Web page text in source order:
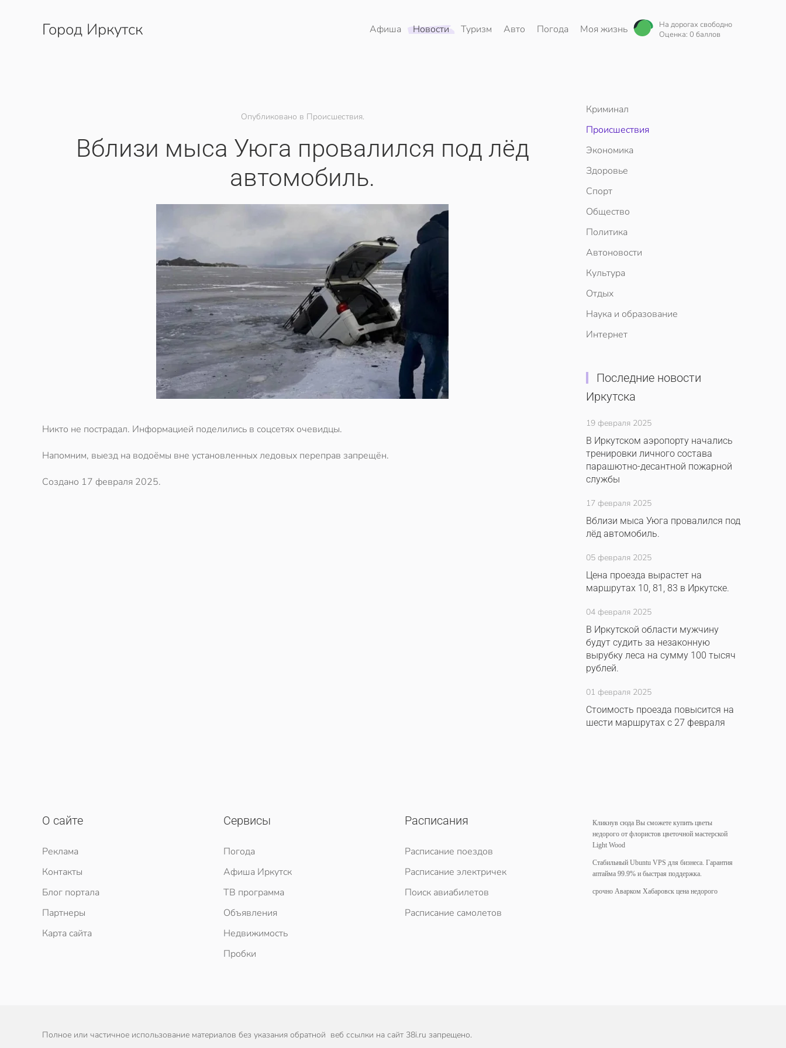
Перейти к содержимому
Город Иркутск Афиша Новости Туризм Авто Погода Моя жизнь
На дорогах свободно
Оценка: 0 баллов
Опубликовано в Происшествия.
Вблизи мыса Уюга провалился под лёд
автомобиль.
Никто не пострадал. Информацией поделились в соцсетях очевидцы.
Напомним, выезд на водоёмы вне установленных ледовых переправ запрещён.
Создано 17 февраля 2025.
Криминал
Происшествия
Экономика
Здоровье
Спорт
Общество
Политика
Автоновости
Культура
Отдых
Наука и образование
Интернет
Последние новости
Иркутска
19 февраля 2025
В Иркутском аэропорту начались
тренировки личного состава
парашютно-десантной пожарной
службы
17 февраля 2025
Вблизи мыса Уюга провалился под
лёд автомобиль.
05 февраля 2025
Цена проезда вырастет на
маршрутах 10, 81, 83 в Иркутске.
04 февраля 2025
В Иркутской области мужчину
будут судить за незаконную
вырубку леса на сумму 100 тысяч
рублей.
01 февраля 2025
Стоимость проезда повысится на
шести маршрутах с 27 февраля
О сайте
Реклама
Контакты
Блог портала
Партнеры
Карта сайта
Сервисы
Погода
Афиша Иркутск
ТВ программа
Объявления
Недвижимость
Пробки
Расписания
Расписание поездов
Расписание электричек
Поиск авиабилетов
Расписание самолетов
Кликнув сюдаВы сможете купить цветы
недорого от флористов цветочной мастерской
Light Wood
Стабильный Ubuntu VPS для бизнеса. Гарантия
аптайма 99.9% и быстрая поддержка.
срочно Аварком Хабаровск ценанедорого
Полное или частичное использование материалов без указания обратной веб ссылки на сайт 38i.ru запрещено.